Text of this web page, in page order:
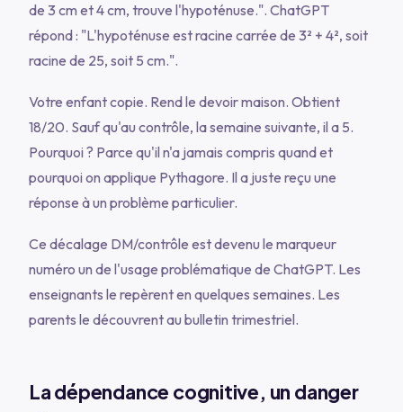
de 3 cm et 4 cm, trouve l'hypoténuse.". ChatGPT
répond : "L'hypoténuse est racine carrée de 3² + 4², soit
racine de 25, soit 5 cm.".
Votre enfant copie. Rend le devoir maison. Obtient
18/20. Sauf qu'au contrôle, la semaine suivante, il a 5.
Pourquoi ? Parce qu'il n'a jamais compris quand et
pourquoi on applique Pythagore. Il a juste reçu une
réponse à un problème particulier.
Ce décalage DM/contrôle est devenu le marqueur
numéro un de l'usage problématique de ChatGPT. Les
enseignants le repèrent en quelques semaines. Les
parents le découvrent au bulletin trimestriel.
La dépendance cognitive, un danger